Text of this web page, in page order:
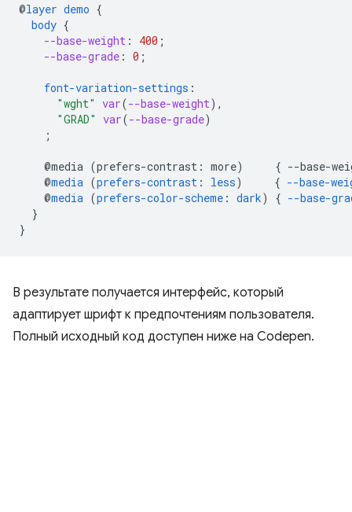
@layer demo {
body {
--base-weight : 400 ;
--base-grade : 0 ;
font-variation-settings :
"wght" var(--base-weight),
"GRAD" var(--base-grade)
;
@media (prefers-contrast : more) { --base-
@media (prefers-contrast : less) { --base-
@media (prefers-color-scheme : dark) { --base-
}
}
В результате получается интерфейс, который
адаптирует шрифт к предпочтениям пользователя.
Полный исходный код доступен ниже на Codepen.